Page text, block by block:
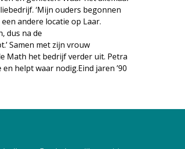
‘Mijn ouders begonnen
andere locatie op Laar.
dus na de
Samen met zijn vrouw
Math het bedrijf verder uit. Petra
helpt waar nodig.Eind jaren ’90